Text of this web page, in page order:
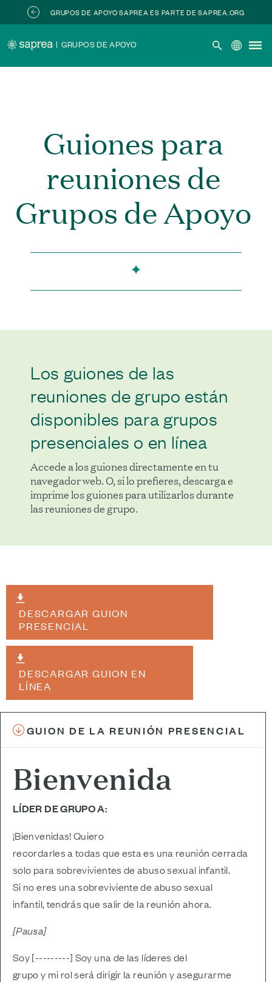
Skip to main contentGRUPOS DE APOYO SAPREA ES PARTE DE SAPREA.ORG
| GRUPOS DE APOYO
Guiones para
reuniones de
Grupos de Apoyo
✦
Los guiones de las
reuniones de grupo están
disponibles para grupos
presenciales o en línea
Accede a los guiones directamente en tu
navegador web. O, si lo prefieres, descarga e
imprime los guiones para utilizarlos durante
las reuniones de grupo.
DESCARGAR GUION
PRESENCIAL
DESCARGAR GUION EN
LÍNEA
GUION DE LA REUNIÓN PRESENCIAL
Bienvenida
LÍDER DE GRUPO A:
¡Bienvenidas! Quiero
recordarles a todas que esta es una reunión cerrada
solo para sobrevivientes de abuso sexual infantil.
Si no eres una sobreviviente de abuso sexual
infantil, tendrás que salir de la reunión ahora.
[Pausa]
Soy [---------] Soy una de las líderes del
grupo y mi rol será dirigir la reunión y asegurarme